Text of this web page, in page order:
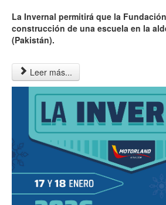
La Invernal permitirá que la
construcción de una escuela en la
(Pakistán).
Leer más...